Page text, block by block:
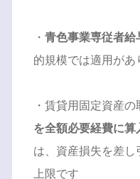
・ 青色事業専従者給
的規模では適用があ
・賃貸用固定資産
を全額必要経費に算
は、資産損失を差
上限です